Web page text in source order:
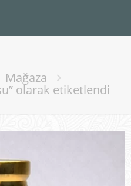
Mağaza
olarak etiketlendi